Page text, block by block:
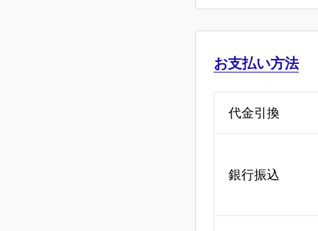
お支払い方法
代金引換
銀行振込